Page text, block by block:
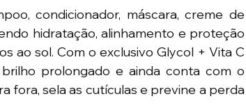
condicionador, máscara, creme de
hidratação, alinhamento e proteção
ao sol. Com o exclusivo Glycol + Vita C
prolongado e ainda conta com o
fora, sela as cutículas e previne a perda